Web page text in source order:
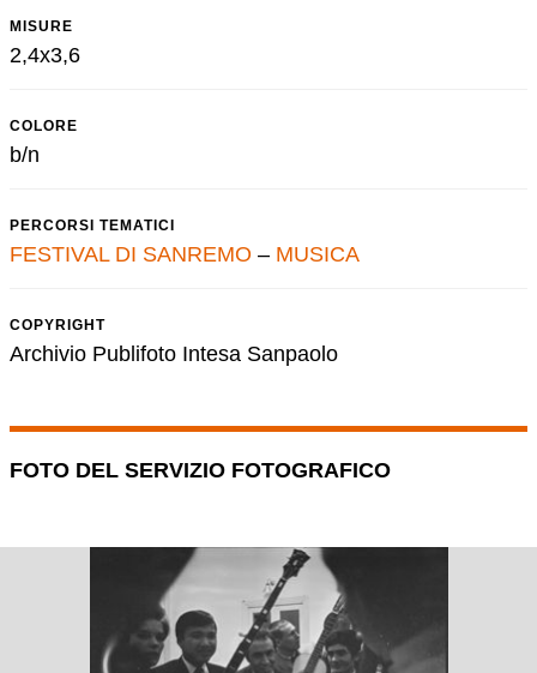
MISURE
2,4x3,6
COLORE
b/n
PERCORSI TEMATICI
FESTIVAL DI SANREMO – MUSICA
COPYRIGHT
Archivio Publifoto Intesa Sanpaolo
FOTO DEL SERVIZIO FOTOGRAFICO